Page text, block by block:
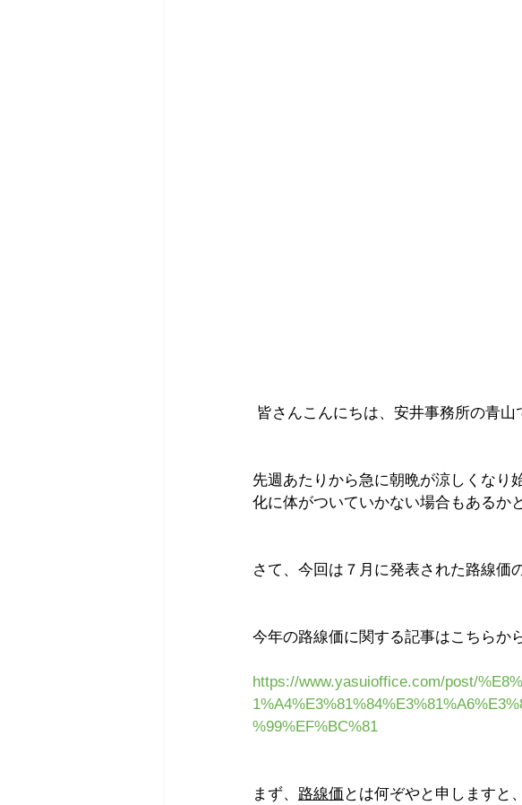
皆さんこんにちは、安井事務所の青山
先週あたりから急に朝晩が涼しくなり
化に体がついていかない場合もあるか
さて、今回は７月に発表された路線価
今年の路線価に関する記事はこちらか
https://www.yasuioffice.com/post/
%99%EF%BC%81
まず、 路線価 とは何ぞやと申しますと